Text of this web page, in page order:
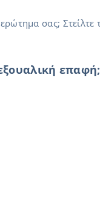
σας; Στείλτε
επαφή;